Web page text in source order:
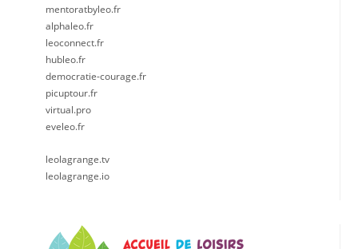
mentoratbyleo.fr
alphaleo.fr
leoconnect.fr
hubleo.fr
democratie-courage.fr
picuptour.fr
virtual.pro
eveleo.fr
leolagrange.tv
leolagrange.io